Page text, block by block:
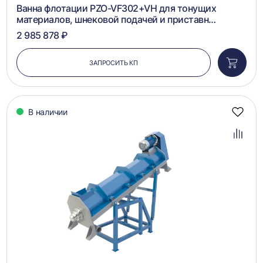
Ванна флотации PZO-VF302+VH для тонущих
материалов, шнековой подачей и приставн…
2 985 878 ₽
ЗАПРОСИТЬ КП
в
В наличии